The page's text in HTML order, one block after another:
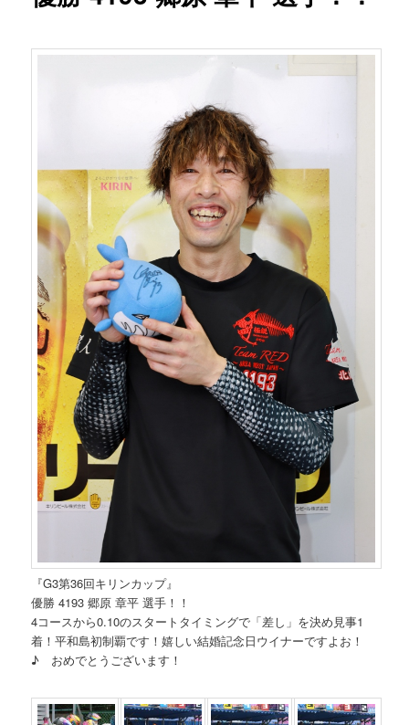
『G3第36回キリンカップ』
優勝 4193 郷原 章平 選手！！
4コースから0.10のスタートタイミングで「差し」を決め見事1
着！平和島初制覇です！嬉しい結婚記念日ウイナーですよお！
♪ おめでとうございます！